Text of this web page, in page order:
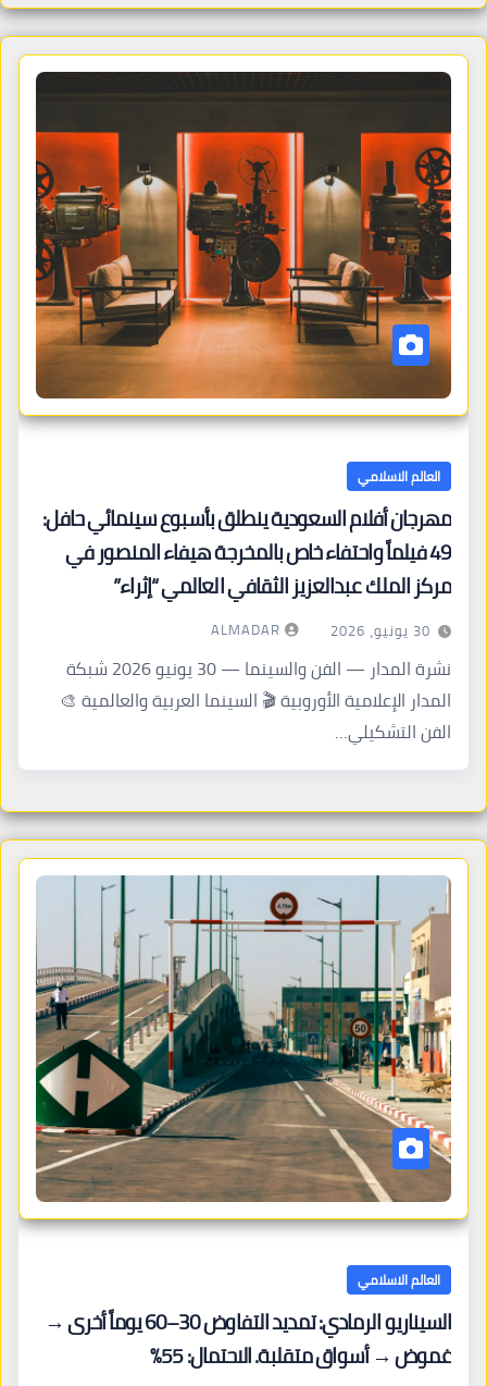
العالم الاسلامي
مهرجان أفلام السعودية ينطلق بأسبوع سينمائي حافل:
49 فيلماً واحتفاء خاص بالمخرجة هيفاء المنصور في
مركز الملك عبدالعزيز الثقافي العالمي “إثراء”
30 يونيو، 2026 ALMADAR
نشرة المدار — الفن والسينما — 30 يونيو 2026 شبكة
المدار الإعلامية الأوروبية 🎬 السينما العربية والعالمية 🎨
الفن التشكيلي…
العالم الاسلامي
السيناريو الرمادي: تمديد التفاوض 30–60 يوماً أخرى →
غموض → أسواق متقلبة. الاحتمال: 55%